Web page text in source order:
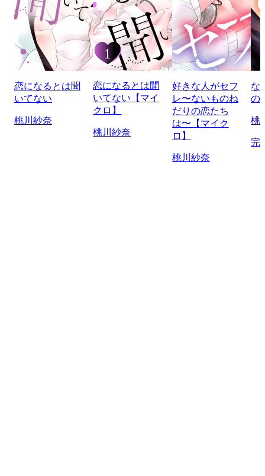
恋になるとは聞
いてない
桃川紗奈
恋になるとは聞
いてない【マイ
クロ】
桃川紗奈
好きな人がセフ
レ〜ないものね
だりの恋たち
は〜【マイク
ロ】
桃川紗奈
な
の
桃
完